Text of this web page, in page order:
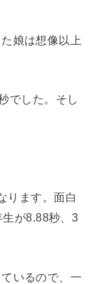
娘は想像以上
でした。そし
ります。面白
が8.88秒、3
いるので、一